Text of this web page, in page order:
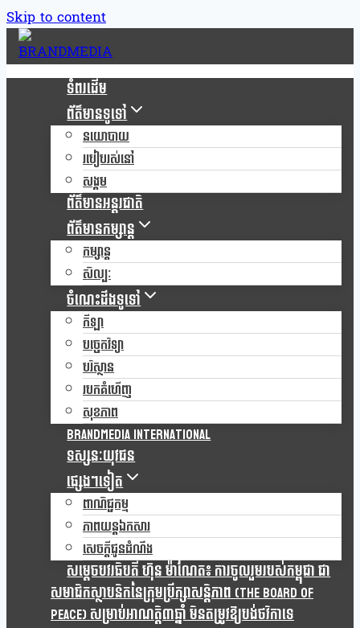
Skip to content
ទំពរដើម
ព័ត៌មានទូទៅ
នយោបាយ
របៀបរស់នៅ
សង្គម
ព័ត៌មានអន្តរជាតិ
ព័ត៌មានកម្សាន្ត
កម្សាន្ត
សិល្បៈ
ចំណេះដឹងទូទៅ
កីឡា
បច្ចេកវិទ្យា
បរិស្ថាន
របកគំហើញ
សុខភាព
Brandmedia international
ទស្សនៈយុវជន
ផ្សេងៗទៀត
ពាណិជ្ជកម្ម
ភាពយន្តឯកសារ
សេចក្តីជូនដំណឹង
សម្តេចបវរធិបតី ហ៊ុន ម៉ាណែត៖ ការចូលរួមរបស់កម្ពុជា ជា
សមាជិកស្ថាបនិកនៃក្រុមប្រឹក្សាសន្តិភាព (The Board Of
Peace) សម្រាប់អាណត្តិ៣ឆ្នាំ មិនតម្រូវឱ្យបង់ថវិកាទេ